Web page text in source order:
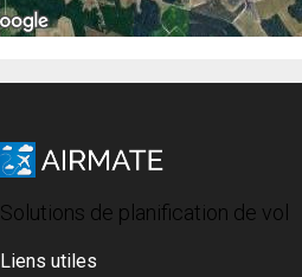
Solutions de planification de vol
Liens utiles